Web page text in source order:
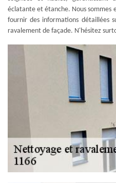
éclatante et étanche. Nous
fournir des informations détaillées
ravalement de façade. N'hésitez